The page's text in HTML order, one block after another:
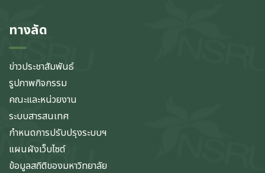
ทางลัด
ข่าวประชาสัมพันธ์
รูปภาพกิจกรรม
คณะและหน่วยงาน
ระบบสารสนเทศ
กำหนดการปรับปรุงระบบฯ
แผนผังเว็บไซต์
ข้อมูลสถิติของมหาวิทยาลัย